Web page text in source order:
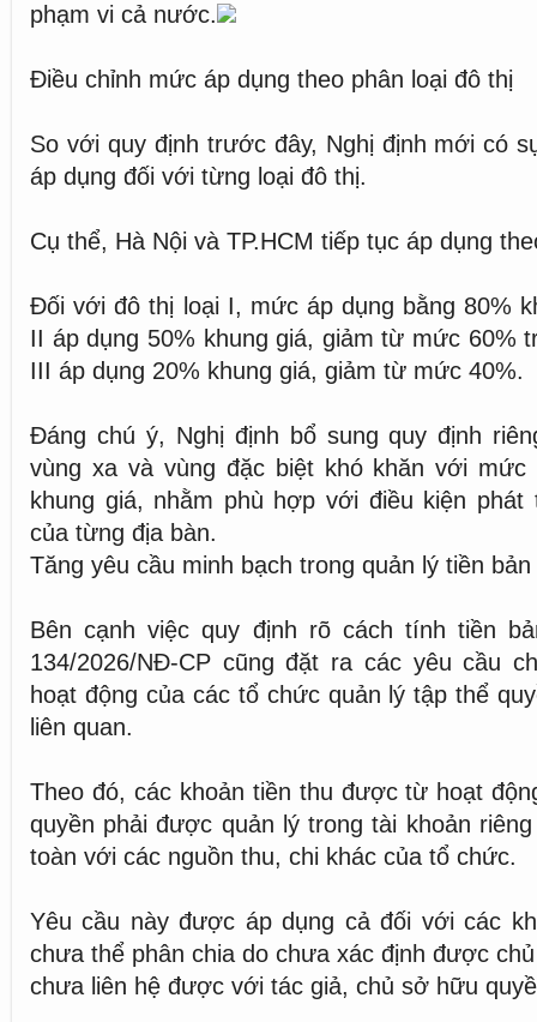
phạm vi cả nước.
Điều chỉnh mức áp dụng theo phân loại đô thị
So với quy định trước đây, Nghị định mới có
áp dụng đối với từng loại đô thị.
Cụ thể, Hà Nội và TP.HCM tiếp tục áp dụng
Đối với đô thị loại I, mức áp dụng bằng 80%
II áp dụng 50% khung giá, giảm từ mức 60%
III áp dụng 20% khung giá, giảm từ mức 40%.
Đáng chú ý, Nghị định bổ sung quy định
vùng xa và vùng đặc biệt khó khăn với mức
khung giá, nhằm phù hợp với điều kiện
của từng địa bàn.
Tăng yêu cầu minh bạch trong quản lý tiền bản
Bên cạnh việc quy định rõ cách tính tiền
134/2026/NĐ-CP cũng đặt ra các yêu cầu
hoạt động của các tổ chức quản lý tập thể
liên quan.
Theo đó, các khoản tiền thu được từ hoạt
quyền phải được quản lý trong tài khoản
toàn với các nguồn thu, chi khác của tổ chức.
Yêu cầu này được áp dụng cả đối với các
chưa thể phân chia do chưa xác định được
chưa liên hệ được với tác giả, chủ sở hữu